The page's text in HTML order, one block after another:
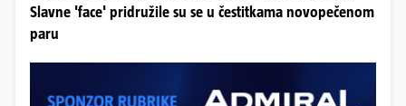
Slavne 'face' pridružile su se u čestitkama novopečenom
paru